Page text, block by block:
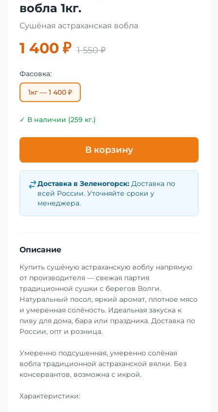
вобла 1кг.
Сушёная астраханская вобла
1 400 ₽ 1 550 ₽
Фасовка:
1кг — 1 400 ₽
✓ В наличии (259 кг.)
В корзину
Доставка в Зеленогорск: Доставка по
всей России. Уточняйте сроки у
менеджера.
Описание
Купить сушёную астраханскую воблу напрямую
от производителя — свежая партия
традиционной сушки с берегов Волги.
Натуральный посол, яркий аромат, плотное мясо
и умеренная солёность. Идеальная закуска к
пиву для дома, бара или праздника. Доставка по
России, опт и розница.
Умеренно подсушенная, умеренно солёная
вобла традиционной астраханской вялки. Без
консервантов, возможна с икрой.
Характеристики: